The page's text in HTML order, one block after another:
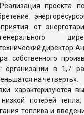
проекта
от
директор
собственного
организации в 1,7
на четверть».
характеризуются
потерей
топлива и